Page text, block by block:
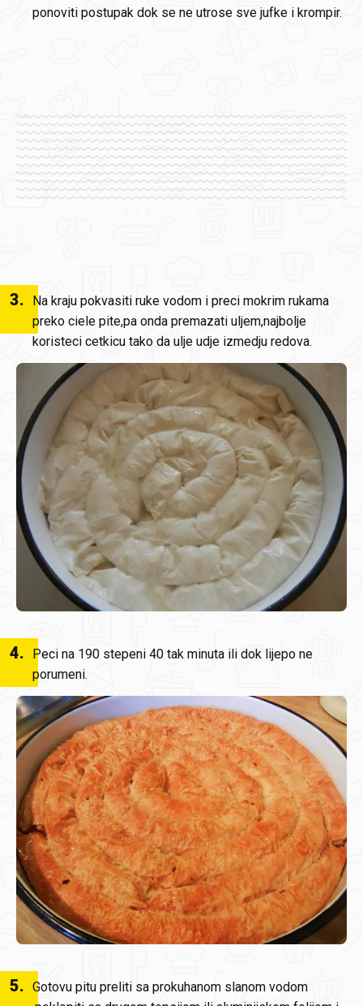
ponoviti postupak dok se ne utrose sve jufke i krompir.
3.
Na kraju pokvasiti ruke vodom i preci mokrim rukama
preko ciele pite,pa onda premazati uljem,najbolje
koristeci cetkicu tako da ulje udje izmedju redova.
4.
Peci na 190 stepeni 40 tak minuta ili dok lijepo ne
porumeni.
5. Gotovu pitu preliti sa prokuhanom slanom vodom